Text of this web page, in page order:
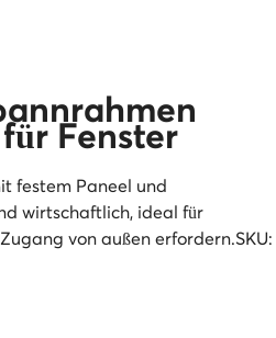
Fenster
festem Paneel und
wirtschaftlich, ideal für
von außen erfordern.SKU: